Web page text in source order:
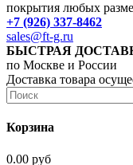
покрытия любых
+7 (926) 337-8462
sales@ft-g.ru
БЫСТРАЯ
по Москве и России
Доставка товара
Корзина
0.00 руб